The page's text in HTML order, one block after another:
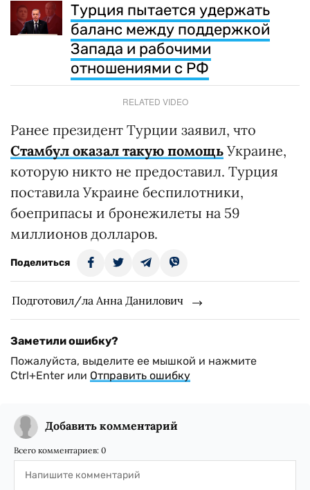
Турция пытается удержать
баланс между поддержкой
Запада и рабочими
отношениями с РФ
RELATED VIDEO
Ранее президент Турции заявил, что
Стамбул оказал такую помощь Украине,
которую никто не предоставил. Турция
поставила Украине беспилотники,
боеприпасы и бронежилеты на 59
миллионов долларов.
Поделиться
Подготовил/ла Анна Данилович
Заметили ошибку?
Пожалуйста, выделите ее мышкой и нажмите
Ctrl+Enter или Отправить ошибку
Добавить комментарий
Всего комментариев: 0